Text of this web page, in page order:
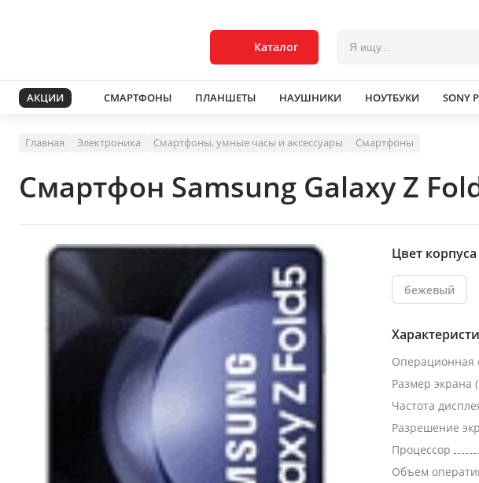
Каталог
АКЦИИ СМАРТФОНЫ ПЛАНШЕТЫ НАУШНИКИ НОУТБУКИ SONY
Главная Электроника Смартфоны, умные часы и аксессуары Смартфоны
Смартфон Samsung Galaxy Z
Цвет корпуса
бежевый
Операционная
Размер экрана
Частота
Разрешение
Процессор
Объем